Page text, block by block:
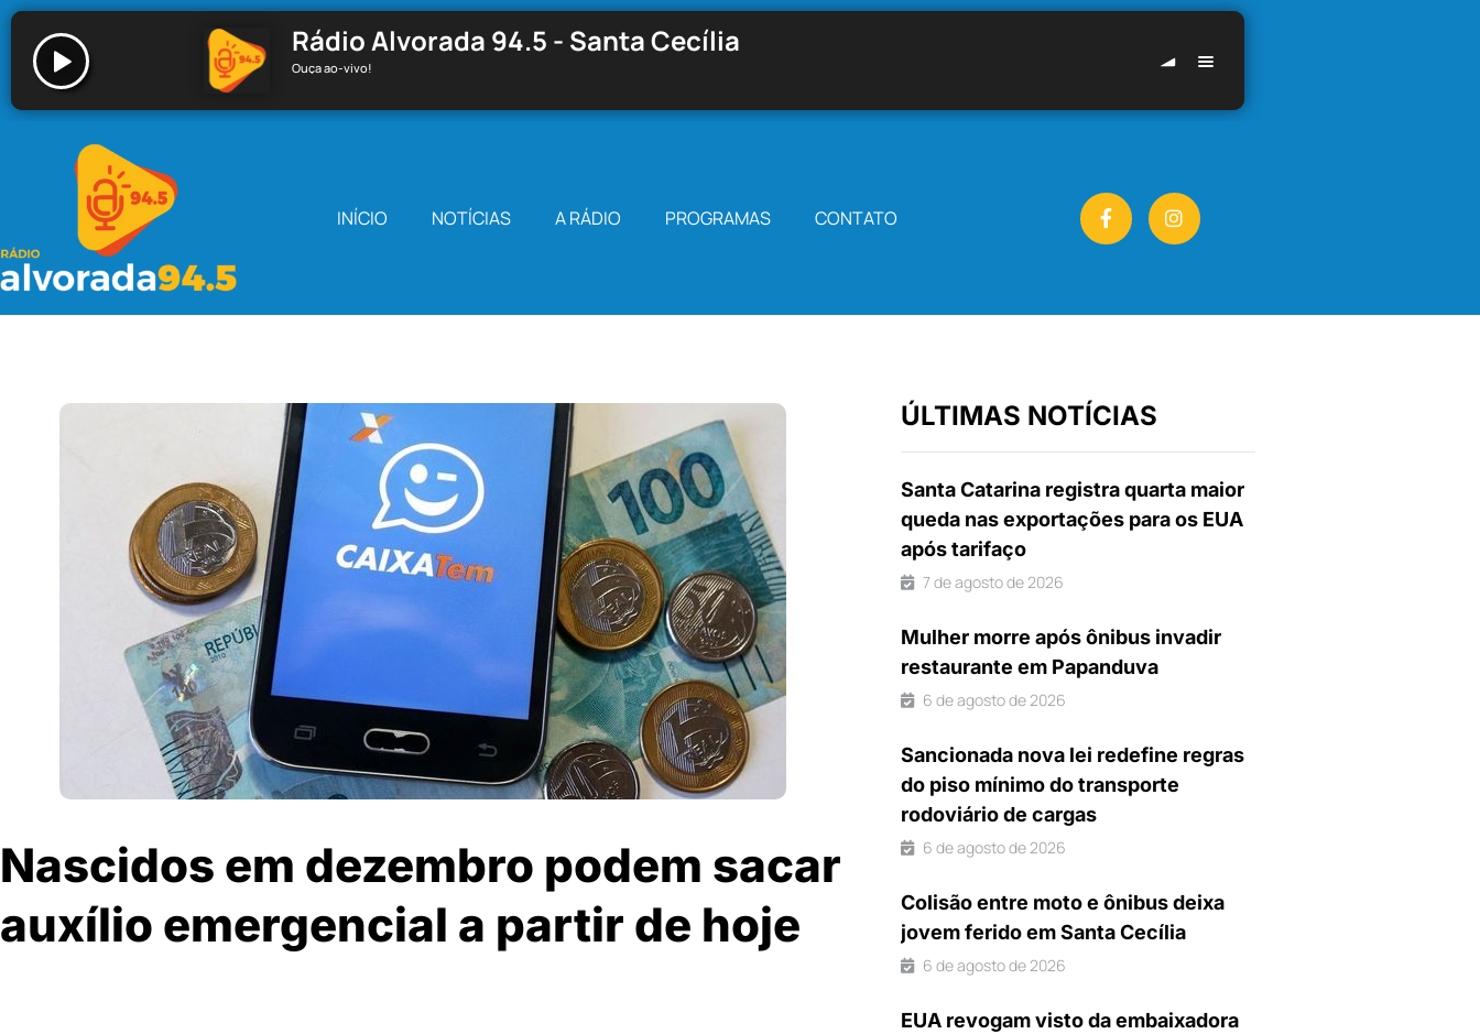
Rádio Alvorada 94.5 - Santa Cecília
Ouça ao-vivo!
Rádio Alvorada 94.5 - Santa Cecília
INÍCIO NOTÍCIAS A RÁDIO PROGRAMAS CONTATO
Nascidos em dezembro podem sacar
auxílio emergencial a partir de hoje
ÚLTIMAS NOTÍCIAS
Santa Catarina registra quarta maior
queda nas exportações para os EUA
após tarifaço
7 de agosto de 2026
Mulher morre após ônibus invadir
restaurante em Papanduva
6 de agosto de 2026
Sancionada nova lei redefine regras
do piso mínimo do transporte
rodoviário de cargas
6 de agosto de 2026
Colisão entre moto e ônibus deixa
jovem ferido em Santa Cecília
6 de agosto de 2026
EUA revogam visto da embaixadora